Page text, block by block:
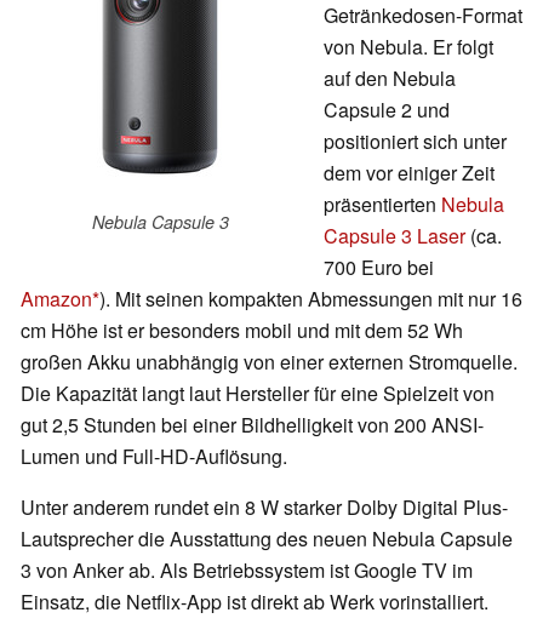
Nebula Capsule 3
Getränkedosen-Format
von Nebula. Er folgt
auf den Nebula
Capsule 2 und
positioniert sich unter
dem vor einiger Zeit
präsentierten Nebula
Capsule 3 Laser(ca.
700 Euro bei
Amazon ). Mit seinen kompakten Abmessungen mit nur 16
cm Höhe ist er besonders mobil und mit dem 52 Wh
großen Akku unabhängig von einer externen Stromquelle.
Die Kapazität langt laut Hersteller für eine Spielzeit von
gut 2,5 Stunden bei einer Bildhelligkeit von 200 ANSI-
Lumen und Full-HD-Auflösung.
Unter anderem rundet ein 8 W starker Dolby Digital Plus-
Lautsprecher die Ausstattung des neuen Nebula Capsule
3 von Anker ab. Als Betriebssystem ist Google TV im
Einsatz, die Netflix-App ist direkt ab Werk vorinstalliert.